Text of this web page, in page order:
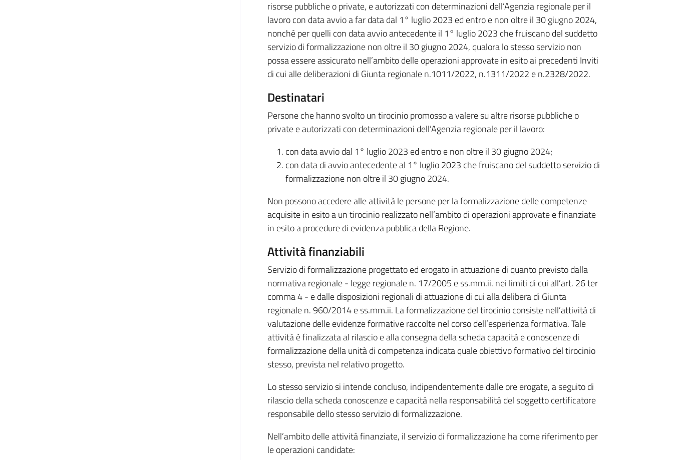
risorse pubbliche o private, e autorizzati con determinazioni dell’Agenzia regionale per il
lavoro con data avvio a far data dal 1° luglio 2023 ed entro e non oltre il 30 giugno 2024,
nonché per quelli con data avvio antecedente il 1° luglio 2023 che fruiscano del suddetto
servizio di formalizzazione non oltre il 30 giugno 2024, qualora lo stesso servizio non
possa essere assicurato nell’ambito delle operazioni approvate in esito ai precedenti Inviti
di cui alle deliberazioni di Giunta regionale n.1011/2022, n.1311/2022 e n.2328/2022.
Destinatari
Persone che hanno svolto un tirocinio promosso a valere su altre risorse pubbliche o
private e autorizzati con determinazioni dell’Agenzia regionale per il lavoro:
con data avvio dal 1° luglio 2023 ed entro e non oltre il 30 giugno 2024;
con data di avvio antecedente al 1° luglio 2023 che fruiscano del suddetto servizio di
formalizzazione non oltre il 30 giugno 2024.
Non possono accedere alle attività le persone per la formalizzazione delle competenze
acquisite in esito a un tirocinio realizzato nell’ambito di operazioni approvate e finanziate
in esito a procedure di evidenza pubblica della Regione.
Attività finanziabili
Servizio di formalizzazione progettato ed erogato in attuazione di quanto previsto dalla
normativa regionale - legge regionale n. 17/2005 e ss.mm.ii. nei limiti di cui all’art. 26 ter
comma 4 - e dalle disposizioni regionali di attuazione di cui alla delibera di Giunta
regionale n. 960/2014 e ss.mm.ii. La formalizzazione del tirocinio consiste nell’attività di
valutazione delle evidenze formative raccolte nel corso dell’esperienza formativa. Tale
attività è finalizzata al rilascio e alla consegna della scheda capacità e conoscenze di
formalizzazione della unità di competenza indicata quale obiettivo formativo del tirocinio
stesso, prevista nel relativo progetto.
Lo stesso servizio si intende concluso, indipendentemente dalle ore erogate, a seguito di
rilascio della scheda conoscenze e capacità nella responsabilità del soggetto certificatore
responsabile dello stesso servizio di formalizzazione.
Nell’ambito delle attività finanziate, il servizio di formalizzazione ha come riferimento per
le operazioni candidate: